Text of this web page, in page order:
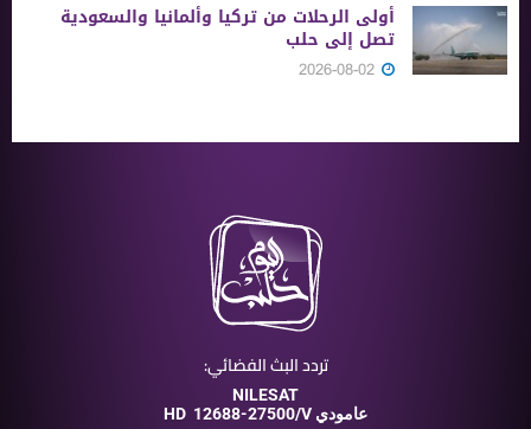
أولى الرحلات من ‏تركيا وألمانيا والسعودية
تصل إلى حلب
تردد البث الفضائي:
NILESAT
HD
12688-27500/V عامودي